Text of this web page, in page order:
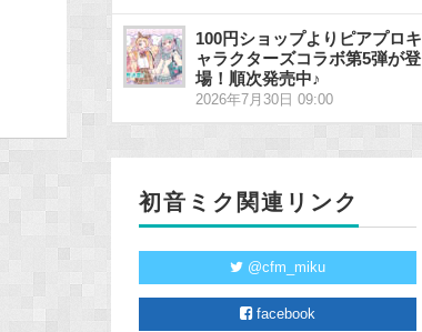
100円ショップよりピアプロキ
ャラクターズコラボ第5弾が登
場！順次発売中♪
2026年7月30日 09:00
初音ミク関連リンク
@cfm_miku
facebook